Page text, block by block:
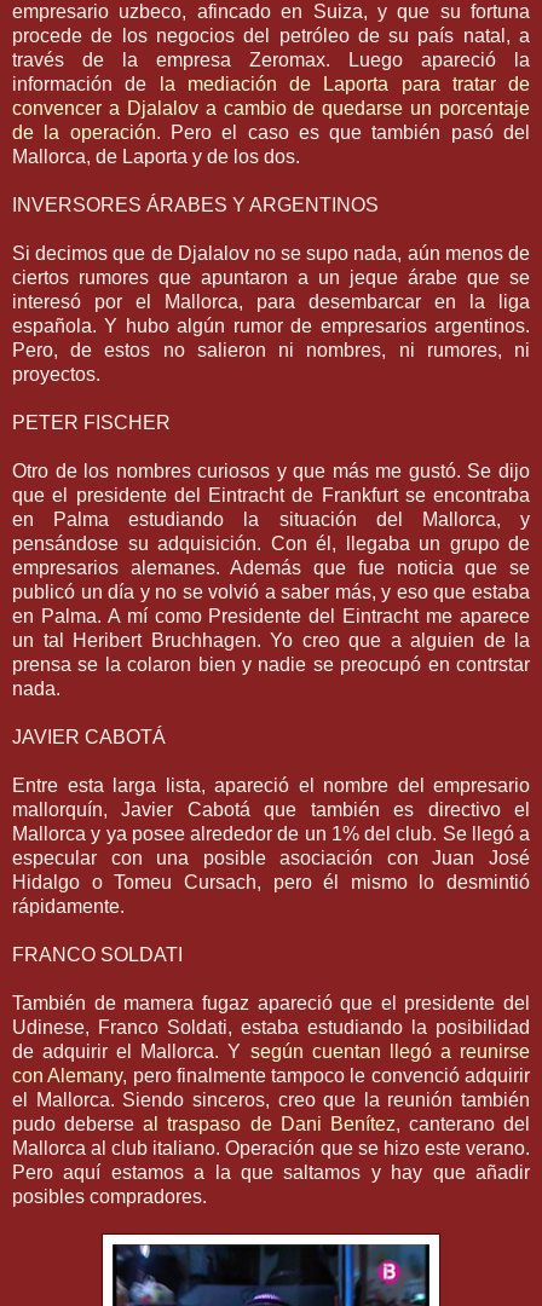
empresario uzbeco, afincado en Suiza, y que su fortuna
procede de los negocios del petróleo de su país natal, a
través de la empresa Zeromax. Luego apareció la
información de
la mediación de Laporta para tratar de
convencer a Djalalov a cambio de quedarse un porcentaje
de la operación. Pero el caso es que también pasó del
Mallorca, de Laporta y de los dos.
INVERSORES ÁRABES Y ARGENTINOS
Si decimos que de Djalalov no se supo nada, aún menos de
ciertos rumores que apuntaron a un jeque árabe que se
interesó por el Mallorca, para desembarcar en la liga
española. Y hubo algún rumor de empresarios argentinos.
Pero, de estos no salieron ni nombres, ni rumores, ni
proyectos.
PETER FISCHER
Otro de los nombres curiosos y que más me gustó. Se dijo
que el presidente del Eintracht de Frankfurt se encontraba
en Palma estudiando la situación del Mallorca, y
pensándose su adquisición. Con él, llegaba un grupo de
empresarios alemanes. Además que fue noticia que se
publicó un día y no se volvió a saber más, y eso que estaba
en Palma. A mí como Presidente del Eintracht me aparece
un tal Heribert Bruchhagen. Yo creo que a alguien de la
prensa se la colaron bien y nadie se preocupó en contrstar
nada.
JAVIER CABOTÁ
Entre esta larga lista, apareció el nombre del empresario
mallorquín, Javier Cabotá que también es directivo el
Mallorca y ya posee alrededor de un 1% del club. Se llegó a
especular con una posible asociación con Juan José
Hidalgo o Tomeu Cursach, pero él mismo lo desmintió
rápidamente.
FRANCO SOLDATI
También de mamera fugaz apareció que el presidente del
Udinese, Franco Soldati, estaba estudiando la posibilidad
de adquirir el Mallorca. Y según cuentan llegó a reunirse
con Alemany, pero finalmente tampoco le convenció adquirir
el Mallorca. Siendo sinceros, creo que la reunión también
pudo deberseal traspaso de Dani Benítez, canterano del
Mallorca al club italiano. Operación que se hizo este verano.
Pero aquí estamos a la que saltamos y hay que añadir
posibles compradores.